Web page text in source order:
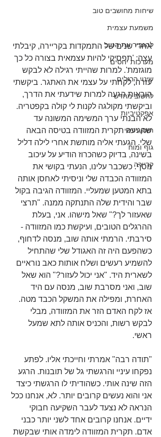
שיחות מחושבים טוב
משמעת עצמית
להגביר את הטוב
מערכות יחסים
שינוי הרגלים
לחשוב מחדש
אפקטיביות
חוסן נפשי
גוף ומוח
קריירה
אחרי שנים של התמקדות בקריירה, קיבלתי
עצה: 'תפסיקי להיות עצמאית בצורה כל כך
מוגזמת'. למרות שהייתי רגילה לא לבקש
עזרה, לקחתי על עצמי את האתגר. ביקשתי
הוראות הגעה למרות שידעתי את הדרך,
וביקשתי מקולגה לקנות לי קולה בקפטריה.
לא הבנתי ערך המשימה המשונה עד
שהגיעה תקרית המזוודה בטיסה הבאה
שלי. הגעתי אליה מותשת אחרי לילה דליל
בשינה, בדיוק כשהכרוז הודיע על עיכוב
נוסף. כשכבר עלינו, הנעתי בקושי את
המזוודה הכבדה שלי וניסיתי לאחסן אותה
בתא המטען שמעליי. המזוודה הגיבה בקול
שבר והידית שלה התנתקה ממנה. "תרצי
שאעזור לך?" שאל מישהו. אני, בעלת
ההרגלים הטובים, ועיקשת כמו המזוודה -
סירבתי. הרמתי אותה שוב, מנסה לדחוף,
כשהפעם היה זה האגודל שלי שהתחיל
להשמיע רעשים ושלח אותות כאב נוראיים
לשארית היד. "אני יכול לעזור?" הוא שאל
שוב, ואני מסרבת שוב, מנסה עם היד
האחרת, ומפילה את המשקל הכבד מטה.
אז לקח האדם הזר את המזוודה, מבלי
לבקש רשות, והכניס אותה לתא שמעל
ראשי.
"תודה רבה" אמרתי וחייכתי אליו. לפתע
נפקחו עיניי והרגשתי גל של תובנות. הרגע
הזה שינה אותי. כשהודיתי לו הרגשתי כיצד
אני והוא נעשים קרובים יותר. לא, אנחנו ככל
הנראה לא נצעד לעבר השקיעה חבוקי
ידיים. אנחנו קרובים אחד לשני יותר כבני
אדם. תקרית המזוודה לימדה אותי שבקשת